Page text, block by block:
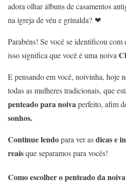
adora olhar álbuns de casamentos
na igreja de véu e grinalda? ❤
Parabéns! Se você se identificou com
isso significa que você é uma noiva
E pensando em você, noivinha, hoje
todas as mulheres tradicionais, que
penteado para noivaperfeito, afim
sonhos.
Continue lendopara ver asdicas e
reaisque separamos para vocês!
Como escolher o penteado da